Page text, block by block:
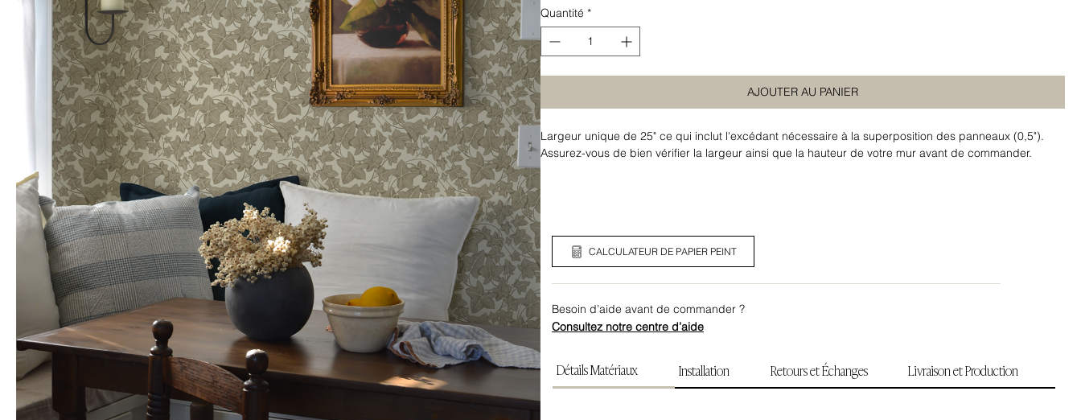
Quantité *
AJOUTER AU PANIER
Largeur unique de 25" ce qui inclut l'excédant nécessaire à la superposition des panneaux (0,5").
Assurez-vous de bien vérifier la largeur ainsi que la hauteur de votre mur avant de commander.
CALCULATEUR DE PAPIER PEINT
Besoin d’aide avant de commander ?
Consultez notre centre d’aide
Détails Matériaux Installation Retours et Échanges Livraison et Production